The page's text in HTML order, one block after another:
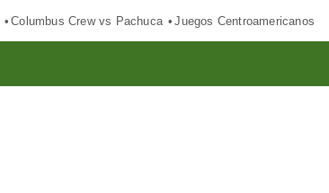
Columbus Crew vs Pachuca Juegos Centroamericanos